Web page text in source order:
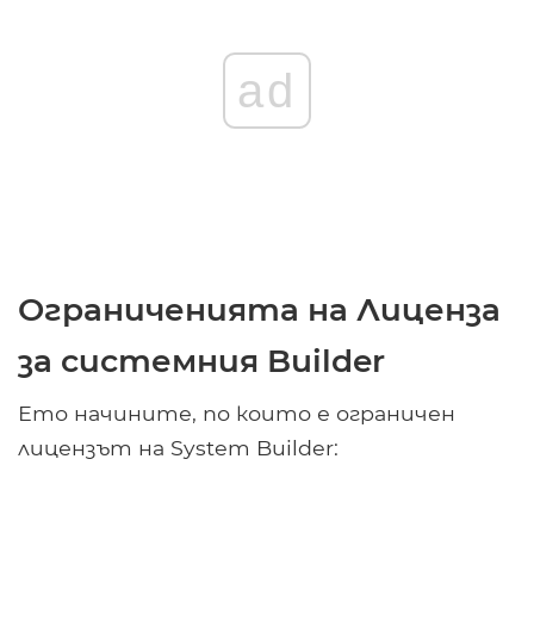
ad
Ограниченията на Лиценза
за системния Builder
Ето начините, по които е ограничен
лицензът на System Builder: